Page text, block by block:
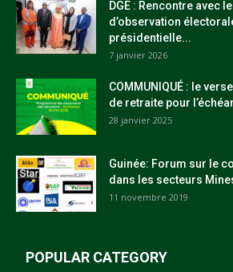
DGE : Rencontre avec
d’observation
présidentielle...
7 janvier 2026
COMMUNIQUÉ : le
de retraite pour
28 janvier 2025
Guinée: Forum sur le
dans les secteurs
11 novembre 2019
POPULAR CATEGORY